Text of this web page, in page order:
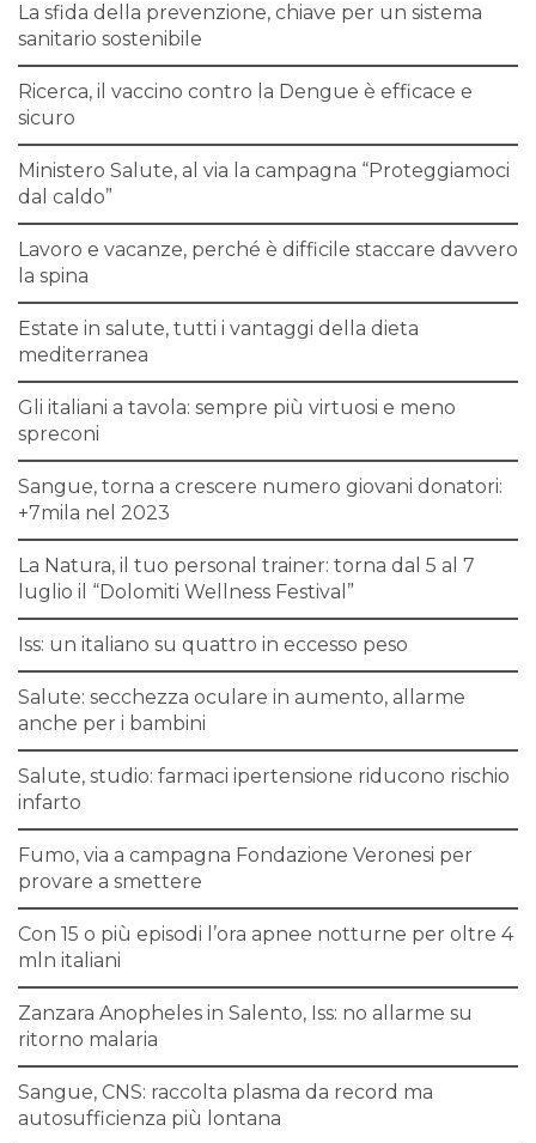
La sfida della prevenzione, chiave per un sistema
sanitario sostenibile
Ricerca, il vaccino contro la Dengue è efficace e
sicuro
Ministero Salute, al via la campagna “Proteggiamoci
dal caldo”
Lavoro e vacanze, perché è difficile staccare davvero
la spina
Estate in salute, tutti i vantaggi della dieta
mediterranea
Gli italiani a tavola: sempre più virtuosi e meno
spreconi
Sangue, torna a crescere numero giovani donatori:
+7mila nel 2023
La Natura, il tuo personal trainer: torna dal 5 al 7
luglio il “Dolomiti Wellness Festival”
Iss: un italiano su quattro in eccesso peso
Salute: secchezza oculare in aumento, allarme
anche per i bambini
Salute, studio: farmaci ipertensione riducono rischio
infarto
Fumo, via a campagna Fondazione Veronesi per
provare a smettere
Con 15 o più episodi l’ora apnee notturne per oltre 4
mln italiani
Zanzara Anopheles in Salento, Iss: no allarme su
ritorno malaria
Sangue, CNS: raccolta plasma da record ma
autosufficienza più lontana